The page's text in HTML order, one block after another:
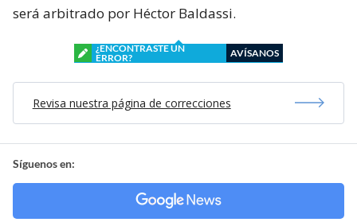
será arbitrado por Héctor Baldassi.
¿ENCONTRASTE UN
ERROR?
AVÍSANOS
Revisa nuestra página de correcciones
Síguenos en: